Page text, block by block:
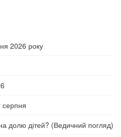
2026 року
серпня
долю дітей? (Ведичний погляд)